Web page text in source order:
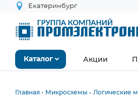
Екатеринбург
Каталог Акции
Главная Микросхемы Логические